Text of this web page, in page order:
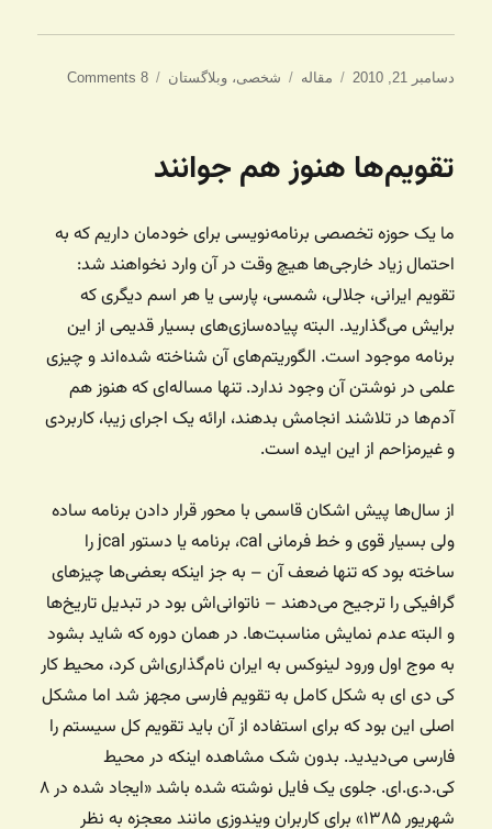
ارسال
دسامبر 21, 2010 دسته‌ها
مقاله برچسب‌ها
شخصی،وبلاگستان 8 Comments
تقویم‌ها هنوز هم جوانند
ما یک حوزه تخصصی برنامه‌نویسی برای خودمان داریم که به
احتمال زیاد خارجی‌ها هیچ وقت در آن وارد نخواهند شد:
تقویم ایرانی، جلالی، شمسی، پارسی یا هر اسم دیگری که
برایش می‌گذارید. البته پیاده‌سازی‌های بسیار قدیمی از این
برنامه موجود است. الگوریتم‌های آن شناخته‌ شده‌اند و چیزی
علمی در نوشتن آن وجود ندارد. تنها مساله‌ای که هنوز هم
آدم‌ها در تلاشند انجامش بدهند، ارائه یک اجرای زیبا، کاربردی
و غیرمزاحم از این ایده است.
از سال‌ها پیش اشکان قاسمی با محور قرار دادن برنامه ساده
ولی بسیار قوی و خط فرمانی cal، برنامه یا دستور jcal را
ساخته بود که تنها ضعف آن – به جز اینکه بعضی‌ها چیزهای
گرافیکی را ترجیح می‌دهند – ناتوانی‌اش بود در تبدیل تاریخ‌ها
و البته عدم نمایش مناسبت‌ها. در همان دوره که شاید بشود
به موج اول ورود لینوکس به ایران نام‌گذاری‌اش کرد، محیط کار
کی دی ای به شکل کامل به تقویم فارسی مجهز شد اما مشکل
اصلی این بود که برای استفاده از آن باید تقویم کل سیستم را
فارسی می‌دیدید. بدون شک مشاهده اینکه در محیط
کی.د.ی.ای. جلوی یک فایل نوشته شده باشد «ایجاد شده در ۸
شهریور ۱۳۸۵» برای کاربران ویندوزی مانند معجزه به نظر